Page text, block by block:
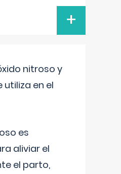
+
nitroso y
utiliza en el
es
aliviar el
el parto,